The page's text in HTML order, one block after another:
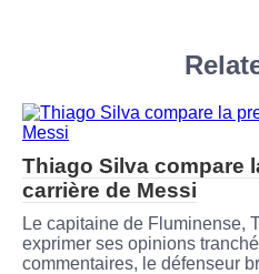
Thiago Silva compare
carrière de Messi
Le capitaine de Fluminense,
exprimer ses opinions
commentaires, le défenseur